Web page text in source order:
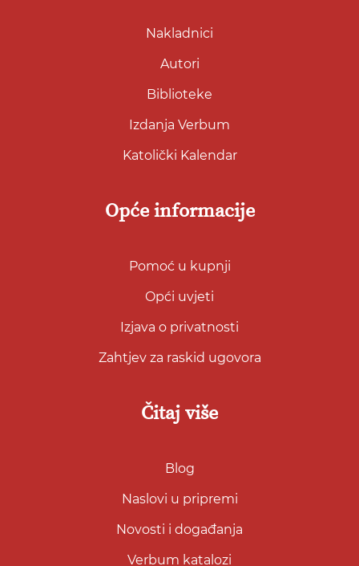
Nakladnici
Autori
Biblioteke
Izdanja Verbum
Katolički Kalendar
Opće informacije
Pomoć u kupnji
Opći uvjeti
Izjava o privatnosti
Zahtjev za raskid ugovora
Čitaj više
Blog
Naslovi u pripremi
Novosti i događanja
Verbum katalozi